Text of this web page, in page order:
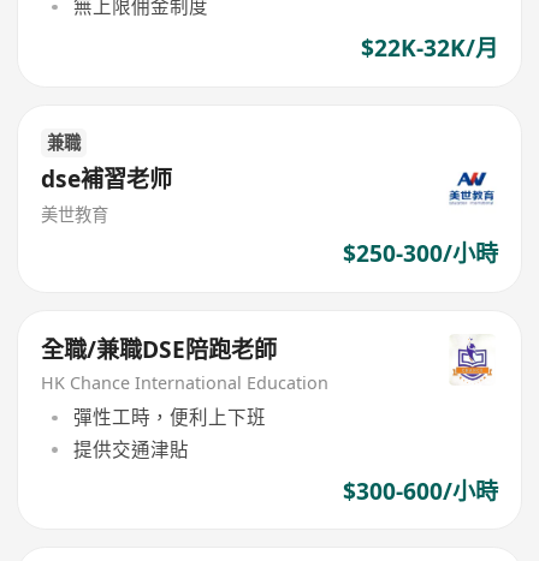
無上限佣金制度
$22K-32K/月
兼職
dse補習老师
美世教育
$250-300/小時
全職/兼職DSE陪跑老師
HK Chance International Education
彈性工時，便利上下班
提供交通津貼
$300-600/小時